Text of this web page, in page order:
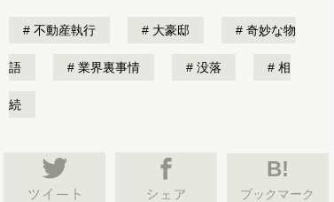
不動産執行 大豪邸 奇妙な物
語 業界裏事情 没落 相
続
B!
ブックマーク